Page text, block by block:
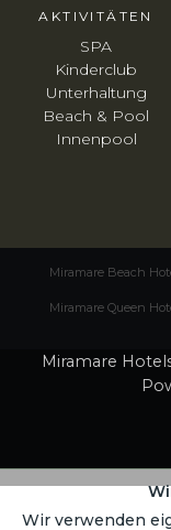
AKTIVITÄTEN
SPA
Kinderclub
Unterhaltung
Beach & Pool
Innenpool
Miramare Beach
Miramare Queen
Miramare
Wir verwenden